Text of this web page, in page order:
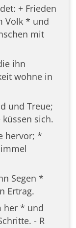
+ Frieden
Volk * und
mit
ihn
wohne in
und Treue;
sich.
hervor; *
Segen *
Ertrag.
her * und
- R